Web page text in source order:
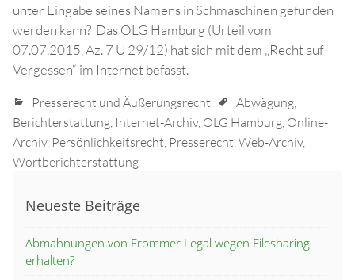
unter Eingabe seines Namens in Schmaschinen gefunden
werden kann? Das OLG Hamburg (Urteil vom
07.07.2015, Az. 7 U 29/12) hat sich mit dem „Recht auf
Vergessen“ im Internet befasst.
Presserecht und Äußerungsrecht Abwägung,
Berichterstattung, Internet-Archiv, OLG Hamburg, Online-
Archiv, Persönlichkeitsrecht, Presserecht,Web-Archiv,
Wortberichterstattung
Neueste Beiträge
Abmahnungen von Frommer Legal wegen Filesharing
erhalten?